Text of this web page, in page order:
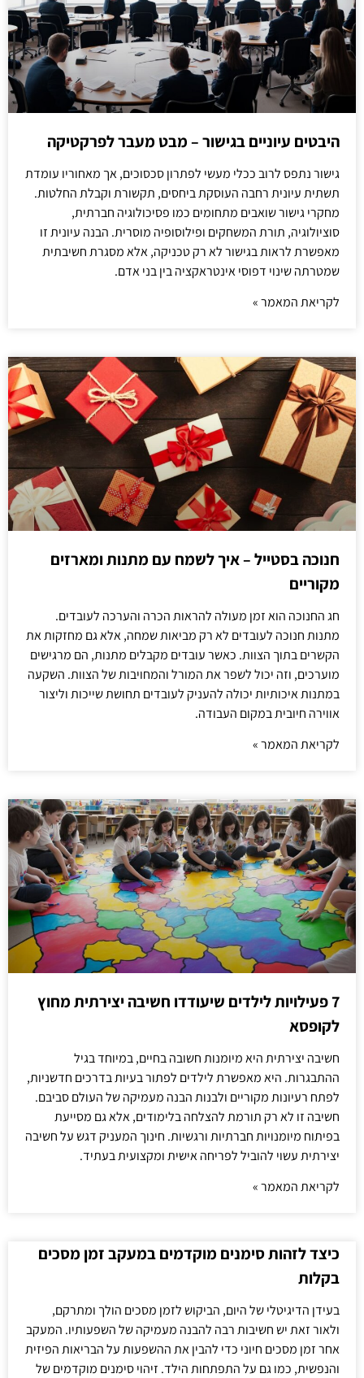
היבטים עיוניים בגישור – מבט מעבר לפרקטיקה
גישור נתפס לרוב ככלי מעשי לפתרון סכסוכים, אך מאחוריו עומדת
תשתית עיונית רחבה העוסקת ביחסים, תקשורת וקבלת החלטות.
מחקרי גישור שואבים מתחומים כמו פסיכולוגיה חברתית,
סוציולוגיה, תורת המשחקים ופילוסופיה מוסרית. הבנה עיונית זו
מאפשרת לראות בגישור לא רק טכניקה, אלא מסגרת חשיבתית
שמטרתה שינוי דפוסי אינטראקציה בין בני אדם.
לקריאת המאמר »
חנוכה בסטייל – איך לשמח עם מתנות ומארזים
מקוריים
חג החנוכה הוא זמן מעולה להראות הכרה והערכה לעובדים.
מתנות חנוכה לעובדים לא רק מביאות שמחה, אלא גם מחזקות את
הקשרים בתוך הצוות. כאשר עובדים מקבלים מתנות, הם מרגישים
מוערכים, וזה יכול לשפר את המורל והמחויבות של הצוות. השקעה
במתנות איכותיות יכולה להעניק לעובדים תחושת שייכות וליצור
אווירה חיובית במקום העבודה.
לקריאת המאמר »
7 פעילויות לילדים שיעודדו חשיבה יצירתית מחוץ
לקופסא
חשיבה יצירתית היא מיומנות חשובה בחיים, במיוחד בגיל
ההתבגרות. היא מאפשרת לילדים לפתור בעיות בדרכים חדשניות,
לפתח רעיונות מקוריים ולבנות הבנה מעמיקה של העולם סביבם.
חשיבה זו לא רק תורמת להצלחה בלימודים, אלא גם מסייעת
בפיתוח מיומנויות חברתיות ורגשיות. חינוך המעניק דגש על חשיבה
יצירתית עשוי להוביל לפריחה אישית ומקצועית בעתיד.
לקריאת המאמר »
כיצד לזהות סימנים מוקדמים במעקב זמן מסכים
בקלות
בעידן הדיגיטלי של היום, הביקוש לזמן מסכים הולך ומתרקם,
ולאור זאת יש חשיבות רבה להבנה מעמיקה של השפעותיו. המעקב
אחר זמן מסכים חיוני כדי להבין את ההשפעות על הבריאות הפיזית
והנפשית, כמו גם על התפתחות הילד. זיהוי סימנים מוקדמים של